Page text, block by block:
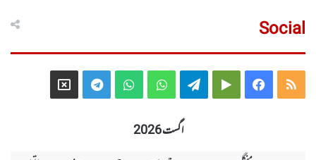
Social
RSS
Facebook
Google
Telegram
WhatsApp
WhatsApp
Telegram
X
اگست 2026